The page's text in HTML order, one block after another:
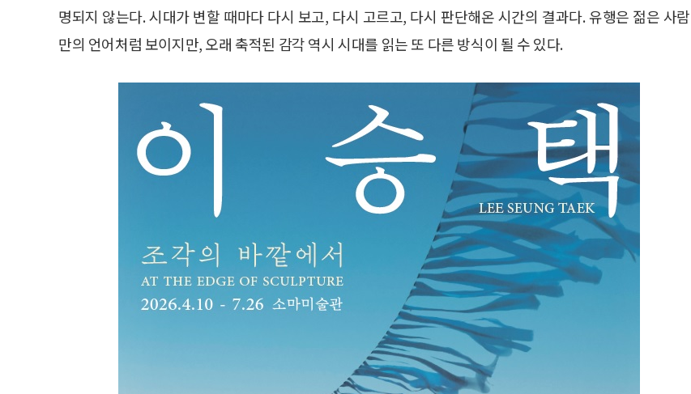
명되지 않는다. 시대가 변할 때마다 다시 보고, 다시 고르고, 다시 판단해온 시간의 결과다. 유행은 젊은 사람
만의 언어처럼 보이지만, 오래 축적된 감각 역시 시대를 읽는 또 다른 방식이 될 수 있다.